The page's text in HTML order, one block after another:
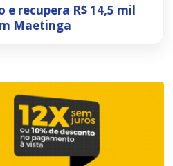
e recupera R$ 14,5 mil
Maetinga